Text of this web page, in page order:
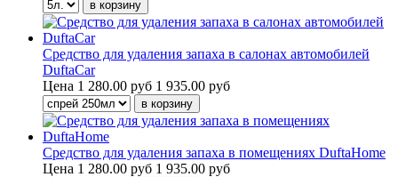
Средство для удаления запаха в салонах автомобилей
DuftaCar
Цена 1 280.00 руб 1 935.00 руб
Средство для удаления запаха в помещениях DuftaHome
Цена 1 280.00 руб 1 935.00 руб